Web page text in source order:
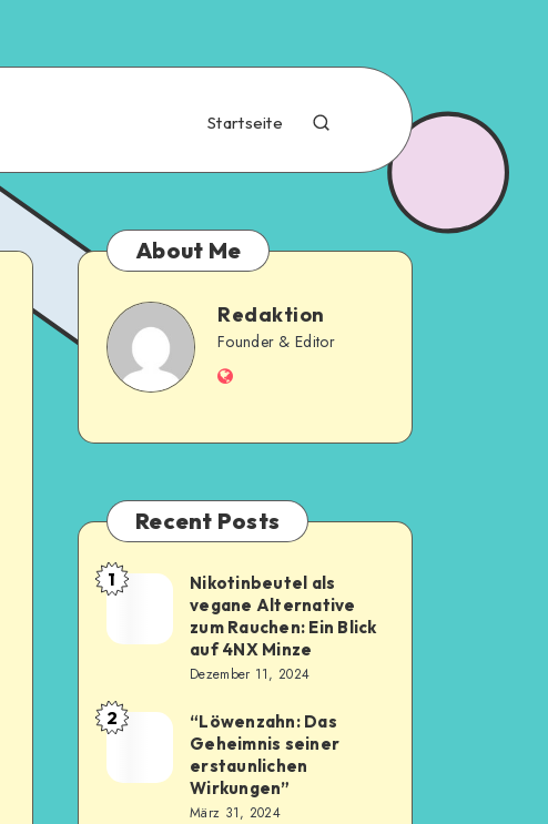
Startseite
About Me
Redaktion
Founder & Editor
Recent Posts
1
Nikotinbeutel als
vegane Alternative
zum Rauchen: Ein Blick
auf 4NX Minze
Dezember 11, 2024
2
“Löwenzahn: Das
Geheimnis seiner
erstaunlichen
Wirkungen”
März 31, 2024